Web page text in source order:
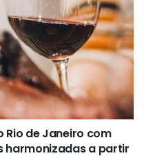
Rio de Janeiro com
harmonizadas a partir